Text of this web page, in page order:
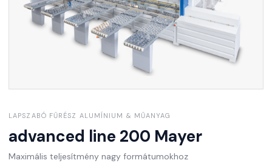
LAPSZABÓ FŰRÉSZ ALUMÍNIUM & MŰANYAG
advanced line 200 Mayer
Maximális teljesítmény nagy formátumokhoz